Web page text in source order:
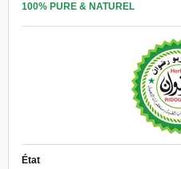
100% PURE & NATUREL
État